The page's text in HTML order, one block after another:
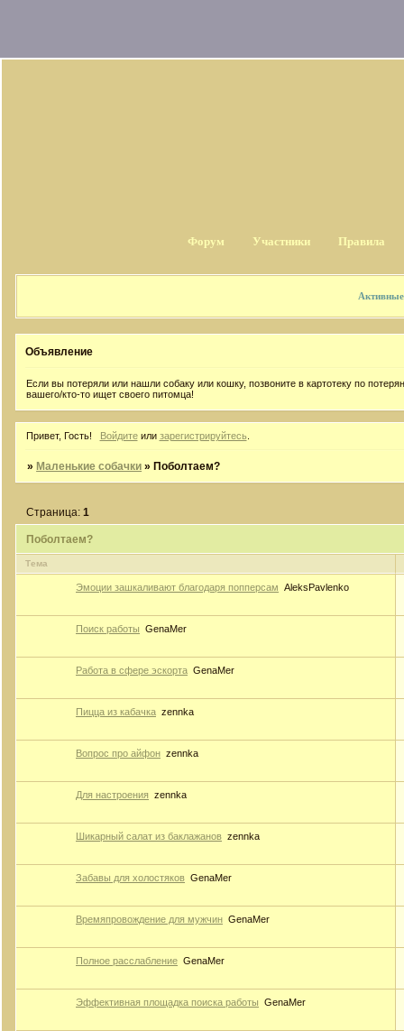
Форум Участники Правила
Объявление
Если вы потеряли или нашли собаку или кошку, позвоните в картотеку по
вашего/кто-то ищет своего питомца!
Привет, Гость! Войдитеили зарегистрируйтесь
» Маленькие собачки » Поболтаем?
Поболтаем?
Страница:1
Тема
Эмоции зашкаливают благодаря попперсам AleksPavlenko
Поиск работы GenaMer
Работа в сфере эскорта GenaMer
Пицца из кабачка zennka
Вопрос про айфон zennka
Для настроения zennka
Шикарный салат из баклажанов zennka
Забавы для холостяков GenaMer
Времяпровождение для мужчин GenaMer
Полное расслабление GenaMer
Эффективная площадка поиска работы GenaMer